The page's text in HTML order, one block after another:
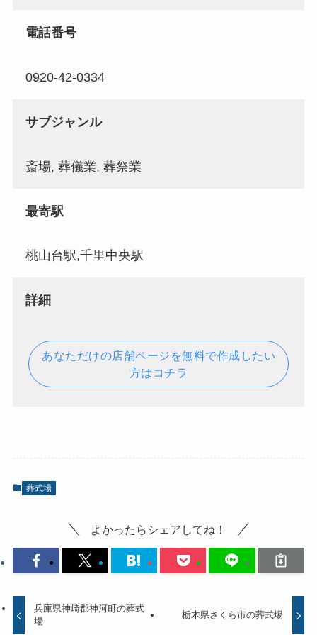
電話番号
0920-42-0334
サブジャンル
斎場, 葬儀業, 葬祭業
最寄駅
桃山台駅,千里中央駅
詳細
あなただけの店舗ページを無料で作成したい
方はコチラ
葬式場
よかったらシェアしてね！
兵庫県神崎郡神河町の葬式
場
栃木県さくら市の葬式場